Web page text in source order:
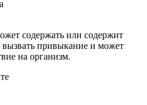
содержать или содержит
привыкание и может
на организм.